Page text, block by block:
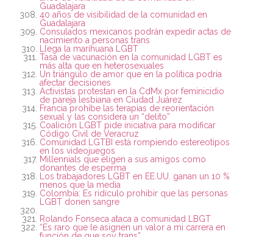
Guadalajara
40 años de visibilidad de la comunidad en
Guadalajara
Consulados mexicanos podrán expedir actas de
nacimiento a personas trans
Llega la marihuana LGBT
Tasa de vacunación en la comunidad LGBT es
más alta que en heterosexuales
Un triángulo de amor que en la política podría
afectar decisiones
Activistas protestan en la CdMx por feminicidio
de pareja lesbiana en Ciudad Juárez
Francia prohíbe las terapias de reorientación
sexual y las considera un “delito”
Coalición LGBT pide iniciativa para modificar
Código Civil de Veracruz
Comunidad LGTBI está rompiendo estereotipos
en los videojuegos
Millennials que eligen a sus amigos como
donantes de esperma
Los trabajadores LGBT en EE.UU. ganan un 10 %
menos que la media
Colombia: Es ridículo prohibir que las personas
LGBT donen sangre
Rolando Fonseca ataca a comunidad LBGT
“Es raro que le asignen un valor a mi carrera en